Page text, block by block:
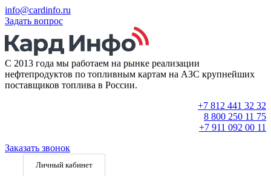
info@cardinfo.ru
Задать вопрос
С 2013 года мы работаем на рынке реализации
нефтепродуктов по топливным картам на АЗС крупнейших
поставщиков топлива в России.
+7 812 441 32 32
8 800 250 11 75
+7 911 092 00 11
Заказать звонок
Личный кабинет